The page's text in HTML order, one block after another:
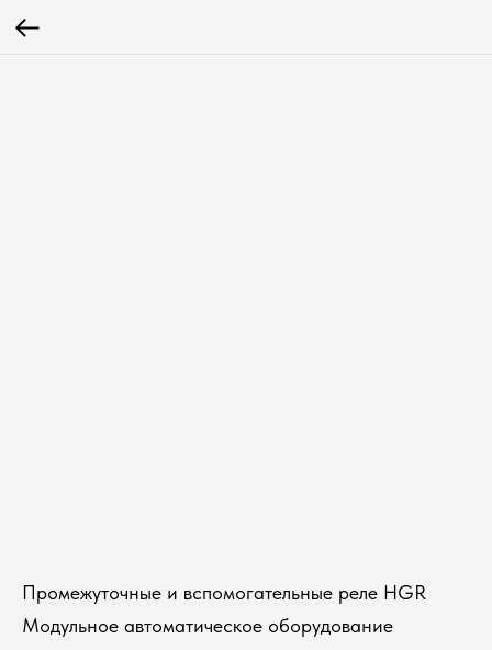
Промежуточные и вспомогательные реле HGR
Модульное автоматическое оборудование